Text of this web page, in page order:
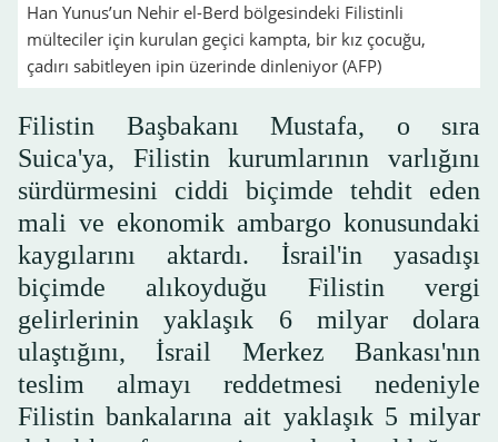
Han Yunus’un Nehir el-Berd bölgesindeki Filistinli
mülteciler için kurulan geçici kampta, bir kız çocuğu,
çadırı sabitleyen ipin üzerinde dinleniyor (AFP)
Filistin Başbakanı Mustafa, o sıra
Suica'ya, Filistin kurumlarının varlığını
sürdürmesini ciddi biçimde tehdit eden
mali ve ekonomik ambargo konusundaki
kaygılarını aktardı. İsrail'in yasadışı
biçimde alıkoyduğu Filistin vergi
gelirlerinin yaklaşık 6 milyar dolara
ulaştığını, İsrail Merkez Bankası'nın
teslim almayı reddetmesi nedeniyle
Filistin bankalarına ait yaklaşık 5 milyar